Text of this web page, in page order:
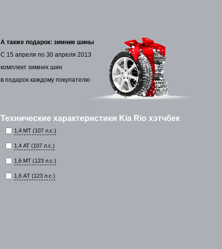
А также подарок: зимние шины
С 15 апреля по 30 апреля 2013
комплект зимних шин
в подарок каждому покупателю
Технические характеристики Kia Rio хэтчбек
1,4 MT (107 л.с.)
1,4 АТ (107 л.с.)
1,6 MT (123 л.с.)
1,6 АT (123 л.с.)